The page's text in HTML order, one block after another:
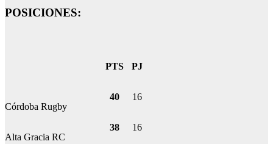
POSICIONES:
PTS PJ
Córdoba Rugby
40 16
Alta Gracia RC
38 16